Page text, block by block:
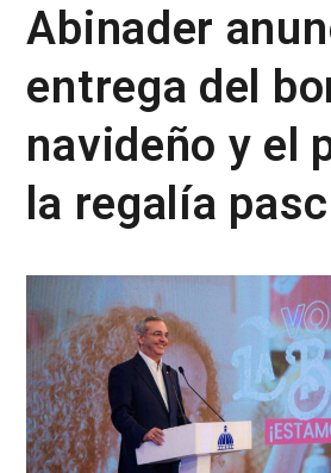
Abinader
entrega del
navideño y el
la regalía